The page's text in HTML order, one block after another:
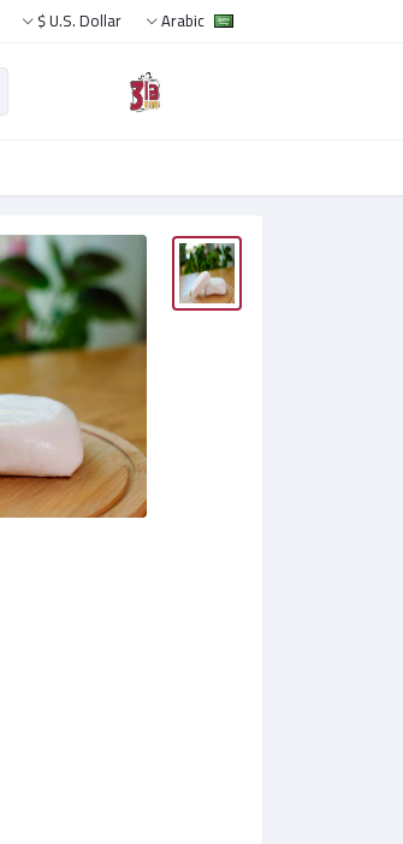
Arabic
U.S. Dollar $